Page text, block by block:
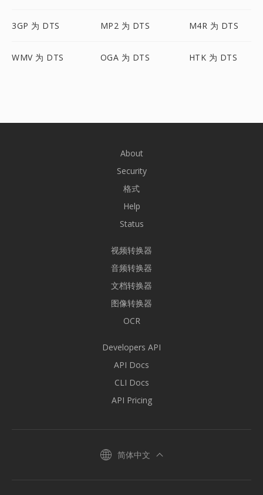
3GP 为 DTS MP2 为 DTS M4R 为 DTS
WMV 为 DTS OGA 为 DTS HTK 为 DTS
About
Security
格式
Help
Status
视频转换器
音频转换器
文档转换器
图像转换器
OCR
Developers API
API Docs
CLI Docs
API Pricing
简体中文